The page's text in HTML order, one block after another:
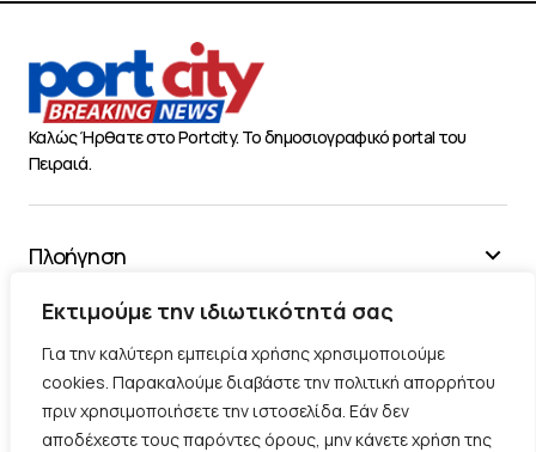
Εκτιμούμε την ιδιωτικότητά σας
Για την καλύτερη εμπειρία χρήσης χρησιμοποιούμε
cookies. Παρακαλούμε διαβάστε την πολιτική απορρήτου
πριν χρησιμοποιήσετε την ιστοσελίδα. Εάν δεν
αποδέχεστε τους παρόντες όρους, μην κάνετε χρήση της
Καλώς Ήρθατε στο Portcity. Το δημοσιογραφικό portal του
Πειραιά.
Πλοήγηση
Χρήσιμα
Διάφορα
Ακολουθήστε μας